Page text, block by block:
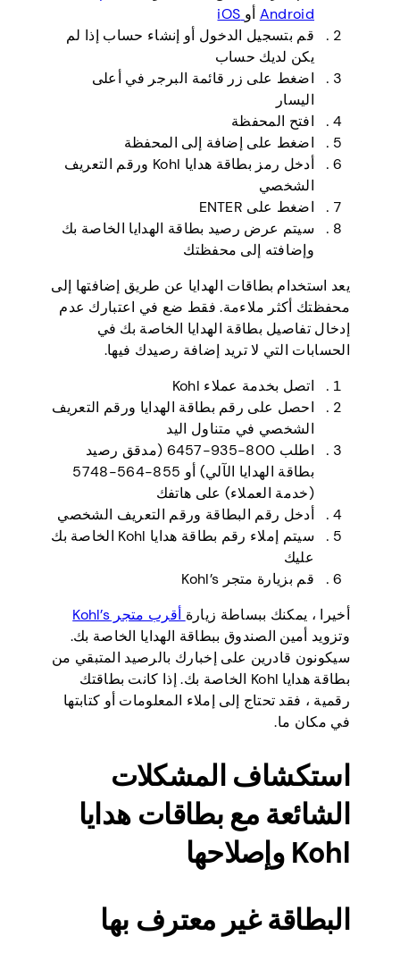
Android أو
قم بتسجيل الدخول أو إنشاء حساب إذا لم
يكن لديك حساب
اضغط على زر قائمة البرجر في أعلى
اليسار
افتح المحفظة
اضغط على إضافة إلى المحفظة
أدخل رمز بطاقة هدايا Kohl ورقم التعريف
الشخصي
اضغط على ENTER
سيتم عرض رصيد بطاقة الهدايا الخاصة بك
وإضافته إلى محفظتك
يعد استخدام بطاقات الهدايا عن طريق إضافتها إلى
محفظتك أكثر ملاءمة. فقط ضع في اعتبارك عدم
إدخال تفاصيل بطاقة الهدايا الخاصة بك في
الحسابات التي لا تريد إضافة رصيدك فيها.
اتصل بخدمة عملاء Kohl
احصل على رقم بطاقة الهدايا ورقم التعريف
الشخصي في متناول اليد
اطلب 800-935-6457 (مدقق رصيد
بطاقة الهدايا الآلي) أو 855-564-5748
(خدمة العملاء) على هاتفك
أدخل رقم البطاقة ورقم التعريف الشخصي
سيتم إملاء رقم بطاقة هدايا Kohl الخاصة بك
عليك
قم بزيارة متجر Kohl’s
أخيرا ، يمكنك ببساطة زيارة أقرب متجر Kohl’s
وتزويد أمين الصندوق ببطاقة الهدايا الخاصة بك.
سيكونون قادرين على إخبارك بالرصيد المتبقي من
بطاقة هدايا Kohl الخاصة بك. إذا كانت بطاقتك
رقمية ، فقد تحتاج إلى إملاء المعلومات أو كتابتها
في مكان ما.
استكشاف المشكلات
الشائعة مع بطاقات هدايا
Kohl وإصلاحها
البطاقة غير معترف بها